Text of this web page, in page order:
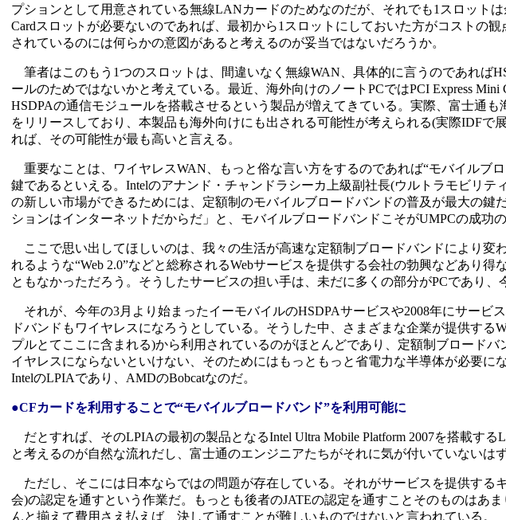
プションとして用意されている無線LANカードのためなのだが、それでも1スロット
Cardスロットが必要ないのであれば、最初から1スロットにしておいた方がコストの
されているのには何らかの意図があると考えるのが妥当ではないだろうか。
筆者はこのもう1つのスロットは、間違いなく無線WAN、具体的に言うのであれば
ールのためではないかと考えている。最近、海外向けのノートPCではPCI Express
HSDPAの通信モジュールを搭載させるという製品が増えてきている。実際、富士通
をリリースしており、本製品も海外向けにも出される可能性が考えられる(実際IDFで
れば、その可能性が最も高いと言える。
重要なことは、ワイヤレスWAN、もっと俗な言い方をするのであれば“モバイルブ
鍵であるといえる。Intelのアナンド・チャンドラシーカ上級副社長(ウルトラモビリテ
の新しい市場ができるためには、定額制のモバイルブロードバンドの普及が最大の鍵
ションはインターネットだからだ」と、モバイルブロードバンドこそがUMPCの成功
ここで思い出してほしいのは、我々の生活が高速な定額制ブロードバンドにより変
れるような“Web 2.0”などと総称されるWebサービスを提供する会社の勃興などあり得
ともなかっただろう。そうしたサービスの担い手は、未だに多くの部分がPCであり、
それが、今年の3月より始まったイーモバイルのHSDPAサービスや2008年にサービ
ドバンドもワイヤレスになろうとしている。そうした中、さまざまな企業が提供する
プルとてここに含まれる)から利用されているのがほとんどであり、定額制ブロード
イヤレスにならないといけない、そのためにはもっともっと省電力な半導体が必要
IntelのLPIAであり、AMDのBobcatなのだ。
●CFカードを利用することで“モバイルブロードバンド”を利用可能に
だとすれば、そのLPIAの最初の製品となるIntel Ultra Mobile Platform 2007を搭載す
と考えるのが自然な流れだし、富士通のエンジニアたちがそれに気が付いていないはず
ただし、そこには日本ならではの問題が存在している。それがサービスを提供する
会)の認定を通すという作業だ。もっとも後者のJATEの認定を通すことそのものはあ
んと揃えて費用さえ払えば、決して通すことが難しいものではないと言われている。